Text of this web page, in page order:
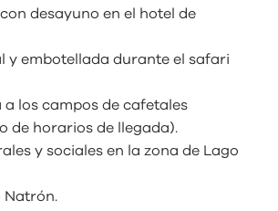
desayuno en el hotel de
y embotellada durante el safari
a los campos de cafetales
de horarios de llegada).
y sociales en la zona de Lago
Natrón.